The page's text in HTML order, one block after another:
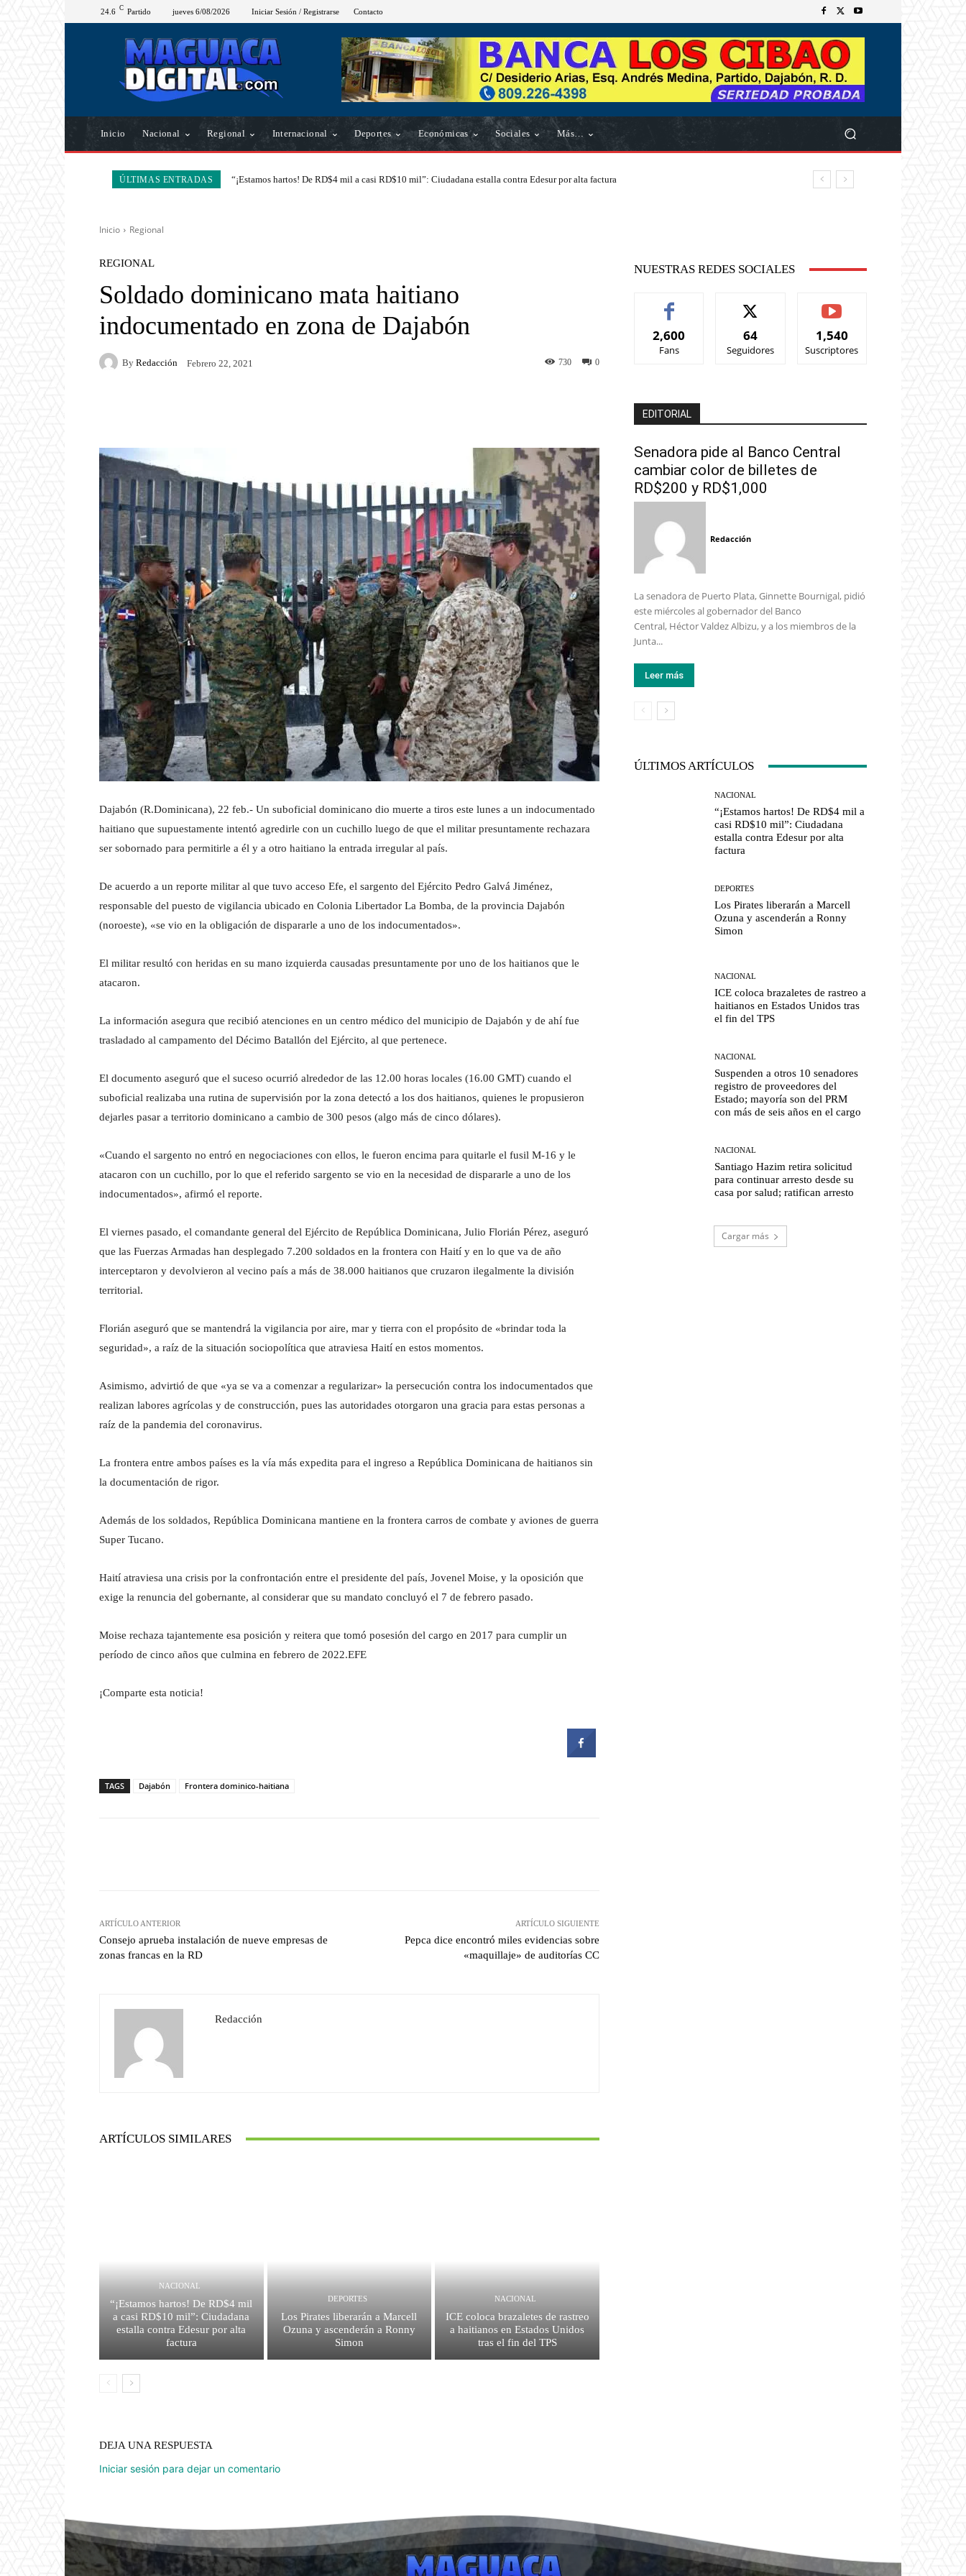
24.6 C Partido jueves 6/08/2026 Iniciar Sesión / Registrarse Contacto
Inicio Nacional Regional Internacional Deportes Económicas Sociales Más…
ÚLTIMAS ENTRADAS “¡Estamos hartos! De RD$4 mil a casi RD$10 mil”: Ciudadana estalla contra Edesur por alta factura
Inicio Regional
REGIONAL
Soldado dominicano mata haitiano
indocumentado en zona de Dajabón
By Redacción Febrero 22, 2021 0
730
Dajabón (R.Dominicana), 22 feb.- Un suboficial dominicano dio muerte a tiros este lunes a un indocumentado
haitiano que supuestamente intentó agredirle con un cuchillo luego de que el militar presuntamente rechazara
ser sobornado para permitirle a él y a otro haitiano la entrada irregular al país.
De acuerdo a un reporte militar al que tuvo acceso Efe, el sargento del Ejército Pedro Galvá Jiménez,
responsable del puesto de vigilancia ubicado en Colonia Libertador La Bomba, de la provincia Dajabón
(noroeste), «se vio en la obligación de dispararle a uno de los indocumentados».
El militar resultó con heridas en su mano izquierda causadas presuntamente por uno de los haitianos que le
atacaron.
La información asegura que recibió atenciones en un centro médico del municipio de Dajabón y de ahí fue
trasladado al campamento del Décimo Batallón del Ejército, al que pertenece.
El documento aseguró que el suceso ocurrió alrededor de las 12.00 horas locales (16.00 GMT) cuando el
suboficial realizaba una rutina de supervisión por la zona detectó a los dos haitianos, quienes le propusieron
dejarles pasar a territorio dominicano a cambio de 300 pesos (algo más de cinco dólares).
«Cuando el sargento no entró en negociaciones con ellos, le fueron encima para quitarle el fusil M-16 y le
atacaron con un cuchillo, por lo que el referido sargento se vio en la necesidad de dispararle a uno de los
indocumentados», afirmó el reporte.
El viernes pasado, el comandante general del Ejército de República Dominicana, Julio Florián Pérez, aseguró
que las Fuerzas Armadas han desplegado 7.200 soldados en la frontera con Haití y en lo que va de año
interceptaron y devolvieron al vecino país a más de 38.000 haitianos que cruzaron ilegalmente la división
territorial.
Florián aseguró que se mantendrá la vigilancia por aire, mar y tierra con el propósito de «brindar toda la
seguridad», a raíz de la situación sociopolítica que atraviesa Haití en estos momentos.
Asimismo, advirtió de que «ya se va a comenzar a regularizar» la persecución contra los indocumentados que
realizan labores agrícolas y de construcción, pues las autoridades otorgaron una gracia para estas personas a
raíz de la pandemia del coronavirus.
La frontera entre ambos países es la vía más expedita para el ingreso a República Dominicana de haitianos sin
la documentación de rigor.
Además de los soldados, República Dominicana mantiene en la frontera carros de combate y aviones de guerra
Super Tucano.
Haití atraviesa una crisis por la confrontación entre el presidente del país, Jovenel Moise, y la oposición que
exige la renuncia del gobernante, al considerar que su mandato concluyó el 7 de febrero pasado.
Moise rechaza tajantemente esa posición y reitera que tomó posesión del cargo en 2017 para cumplir un
período de cinco años que culmina en febrero de 2022.EFE
¡Comparte esta noticia!
TAGS Dajabón Frontera dominico-haitiana
ARTÍCULO ANTERIOR
Consejo aprueba instalación de nueve empresas de
zonas francas en la RD
ARTÍCULO SIGUIENTE
Pepca dice encontró miles evidencias sobre
«maquillaje» de auditorías CC
Redacción
ARTÍCULOS SIMILARES
NACIONAL
“¡Estamos hartos! De RD$4 mil
a casi RD$10 mil”: Ciudadana
estalla contra Edesur por alta
factura
DEPORTES
Los Pirates liberarán a Marcell
Ozuna y ascenderán a Ronny
Simon
NACIONAL
ICE coloca brazaletes de rastreo
a haitianos en Estados Unidos
tras el fin del TPS
DEJA UNA RESPUESTA
Iniciar sesión para dejar un comentario
NUESTRAS REDES SOCIALES
2,600
Fans
64
Seguidores
1,540
Suscriptores
EDITORIAL
Senadora pide al Banco Central
cambiar color de billetes de
RD$200 y RD$1,000
Redacción
La senadora de Puerto Plata, Ginnette Bournigal, pidió
este miércoles al gobernador del Banco
Central, Héctor Valdez Albizu, y a los miembros de la
Junta...
Leer más
ÚLTIMOS ARTÍCULOS
NACIONAL
“¡Estamos hartos! De RD$4 mil a
casi RD$10 mil”: Ciudadana
estalla contra Edesur por alta
factura
DEPORTES
Los Pirates liberarán a Marcell
Ozuna y ascenderán a Ronny
Simon
NACIONAL
ICE coloca brazaletes de rastreo a
haitianos en Estados Unidos tras
el fin del TPS
NACIONAL
Suspenden a otros 10 senadores
registro de proveedores del
Estado; mayoría son del PRM
con más de seis años en el cargo
NACIONAL
Santiago Hazim retira solicitud
para continuar arresto desde su
casa por salud; ratifican arresto
Cargar más